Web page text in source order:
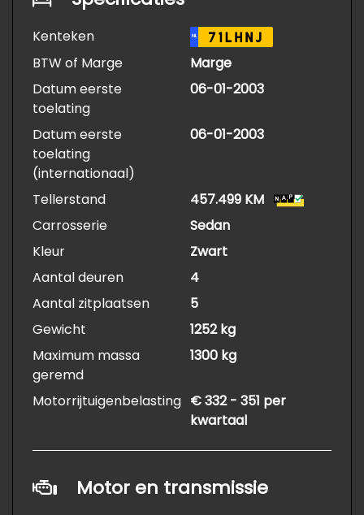
Kenteken NL 71LHNJ
BTW of Marge
Marge
Datum eerste
toelating
06-01-2003
Datum eerste
toelating
(internationaal)
06-01-2003
Tellerstand
457.499 KM
Carrosserie
Sedan
Kleur
Zwart
Aantal deuren
4
Aantal zitplaatsen
5
Gewicht
1252 kg
Maximum massa
geremd
1300 kg
Motorrijtuigenbelasting € 332 - 351 per
kwartaal
Motor en transmissie